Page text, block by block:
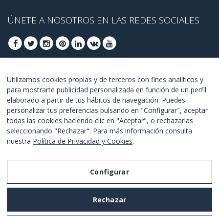
ÚNETE A NOSOTROS EN LAS REDES SOCIALES
ÚNETE PARA OBTENER OFERTAS DE ÚLTIMO
MINUTO
UNETE
Estoy de acuerdo con los términos y condiciones
Utilizamos cookies propias y de terceros con fines analíticos y
para mostrarte publicidad personalizada en función de un perfil
elaborado a partir de tus hábitos de navegación. Puedes
personalizar tus preferencias pulsando en "Configurar", aceptar
todas las cookies haciendo clic en "Aceptar", o rechazarlas
seleccionando "Rechazar". Para más información consulta
nuestra Política de Privacidad y Cookies.
Configurar
Rechazar
Aviso Legal
Política de Privacidad y Cookies